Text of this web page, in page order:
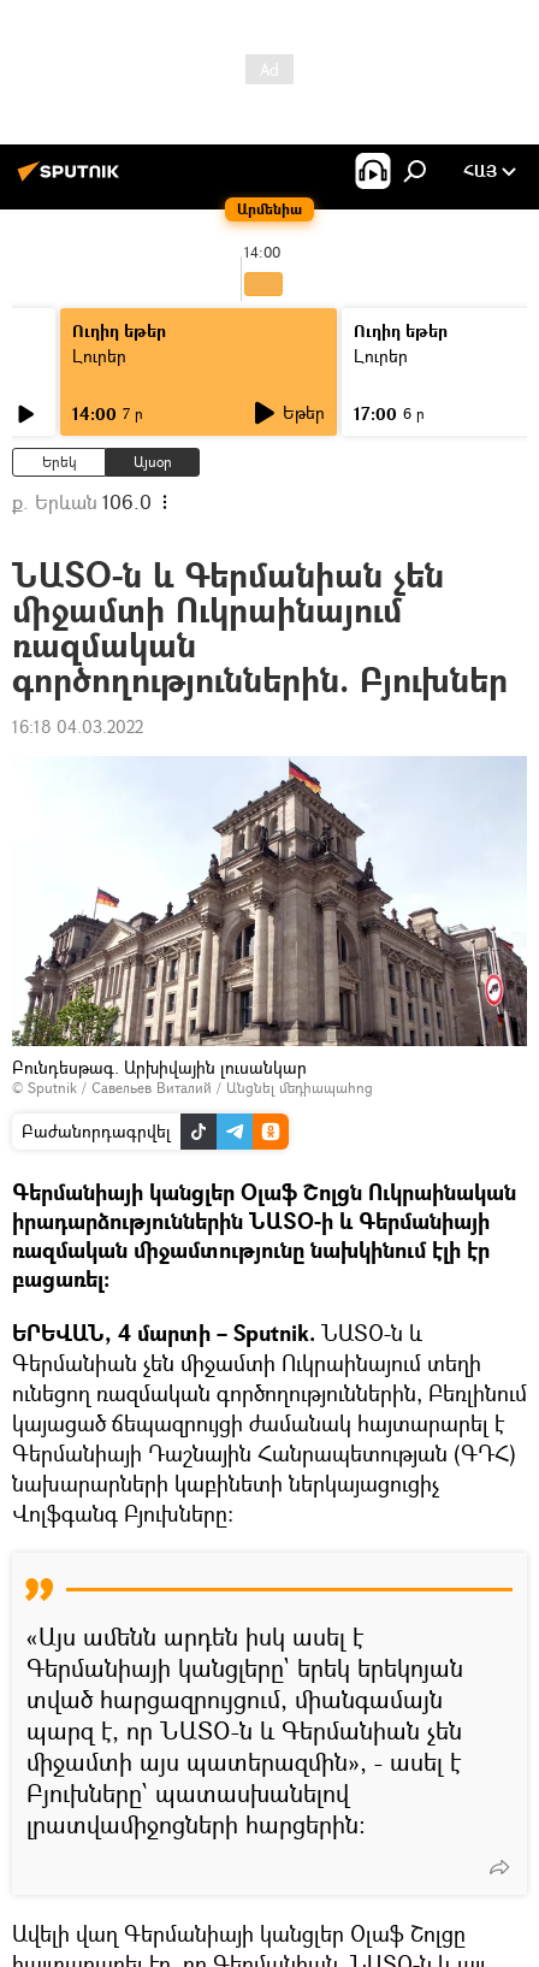
Արմենիա
ՀԱՅ
14:00
Ուղիղ եթեր
Լուրեր
14:00 7 ր Եթեր
Ուղիղ եթեր
Լուրեր
17:00 6 ր
Երեկ Այսօր
ք. Երևան 106.0
ՆԱՏՕ-ն և Գերմանիան չեն
միջամտի Ուկրաինայում
ռազմական
գործողություններին. Բյուխներ
16:18 04.03.2022
Բունդեսթագ. Արխիվային լուսանկար
© Sputnik / Савельев Виталий / Անցնել մեդիապահոց
Բաժանորդագրվել
Գերմանիայի կանցլեր Օլաֆ Շոլցն Ուկրաինական
իրադարձություններին ՆԱՏՕ-ի և Գերմանիայի
ռազմական միջամտությունը նախկինում էլի էր
բացառել։
ԵՐԵՎԱՆ, 4 մարտի – Sputnik. ՆԱՏՕ-ն և
Գերմանիան չեն միջամտի Ուկրաինայում տեղի
ունեցող ռազմական գործողություններին, Բեռլինում
կայացած ճեպազրույցի ժամանակ հայտարարել է
Գերմանիայի Դաշնային Հանրապետության (ԳԴՀ)
նախարարների կաբինետի ներկայացուցիչ
Վոլֆգանգ Բյուխները։
«Այս ամենն արդեն իսկ ասել է
Գերմանիայի կանցլերը` երեկ երեկոյան
տված հարցազրույցում, միանգամայն
պարզ է, որ ՆԱՏՕ-ն և Գերմանիան չեն
միջամտի այս պատերազմին», - ասել է
Բյուխները՝ պատասխանելով
լրատվամիջոցների հարցերին։
Ավելի վաղ Գերմանիայի կանցլեր Օլաֆ Շոլցը